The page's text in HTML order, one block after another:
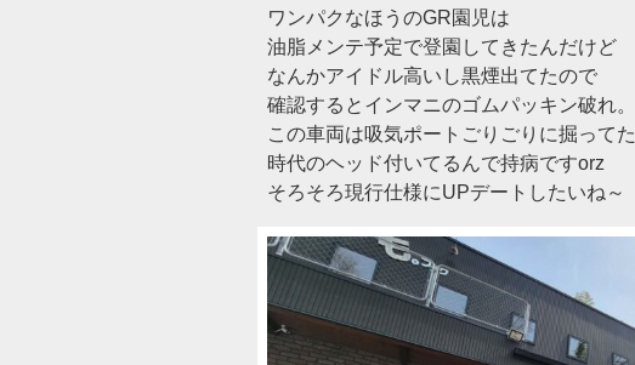
ワンパクなほうのGR園児は
油脂メンテ予定で登園してきたんだけど
なんかアイドル高いし黒煙出てたので
確認するとインマニのゴムパッキン破れ。
この車両は吸気ポートごりごりに掘ってた
時代のヘッド付いてるんで持病ですorz
そろそろ現行仕様にUPデートしたいね～